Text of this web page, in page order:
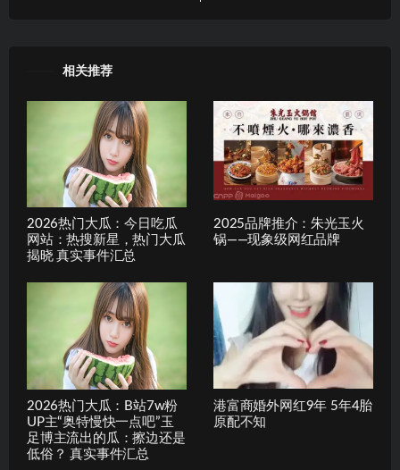
相关推荐
2026热门大瓜：今日吃瓜
网站：热搜新星，热门大瓜
揭晓 真实事件汇总
2025品牌推介：朱光玉火
锅——现象级网红品牌
2026热门大瓜：B站7w粉
UP主“奥特慢快一点吧”玉
足博主流出的瓜：擦边还是
低俗？ 真实事件汇总
港富商婚外网红9年 5年4胎
原配不知